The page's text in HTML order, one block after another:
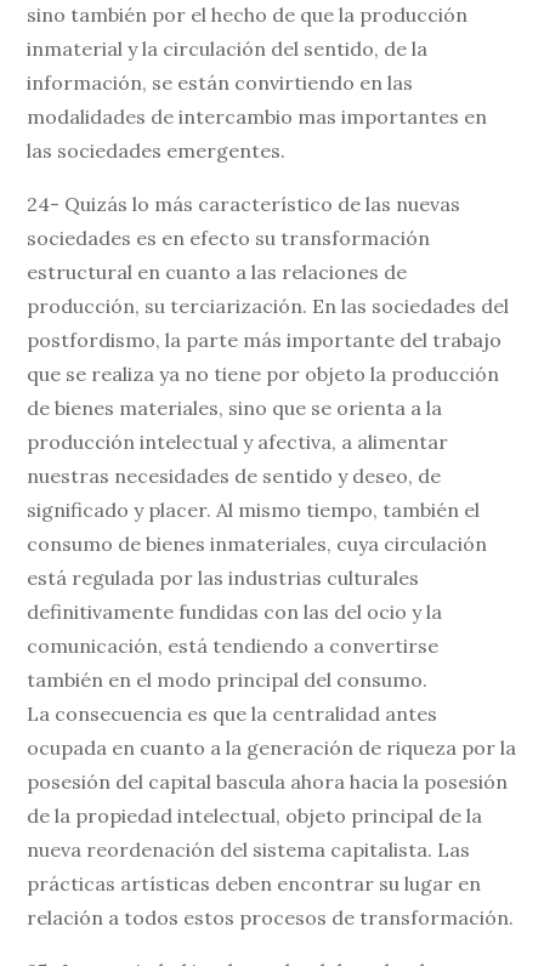
sino también por el hecho de que la producción
inmaterial y la circulación del sentido, de la
información, se están convirtiendo en las
modalidades de intercambio mas importantes en
las sociedades emergentes.
24- Quizás lo más característico de las nuevas
sociedades es en efecto su transformación
estructural en cuanto a las relaciones de
producción, su terciarización. En las sociedades del
postfordismo, la parte más importante del trabajo
que se realiza ya no tiene por objeto la producción
de bienes materiales, sino que se orienta a la
producción intelectual y afectiva, a alimentar
nuestras necesidades de sentido y deseo, de
significado y placer. Al mismo tiempo, también el
consumo de bienes inmateriales, cuya circulación
está regulada por las industrias culturales
definitivamente fundidas con las del ocio y la
comunicación, está tendiendo a convertirse
también en el modo principal del consumo.
La consecuencia es que la centralidad antes
ocupada en cuanto a la generación de riqueza por la
posesión del capital bascula ahora hacia la posesión
de la propiedad intelectual, objeto principal de la
nueva reordenación del sistema capitalista. Las
prácticas artísticas deben encontrar su lugar en
relación a todos estos procesos de transformación.